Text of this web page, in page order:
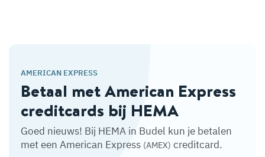
AMERICAN EXPRESS
Betaal met American Express
creditcards bij HEMA
Goed nieuws! Bij HEMA in Budel kun je betalen
met een American Express (AMEX) creditcard.